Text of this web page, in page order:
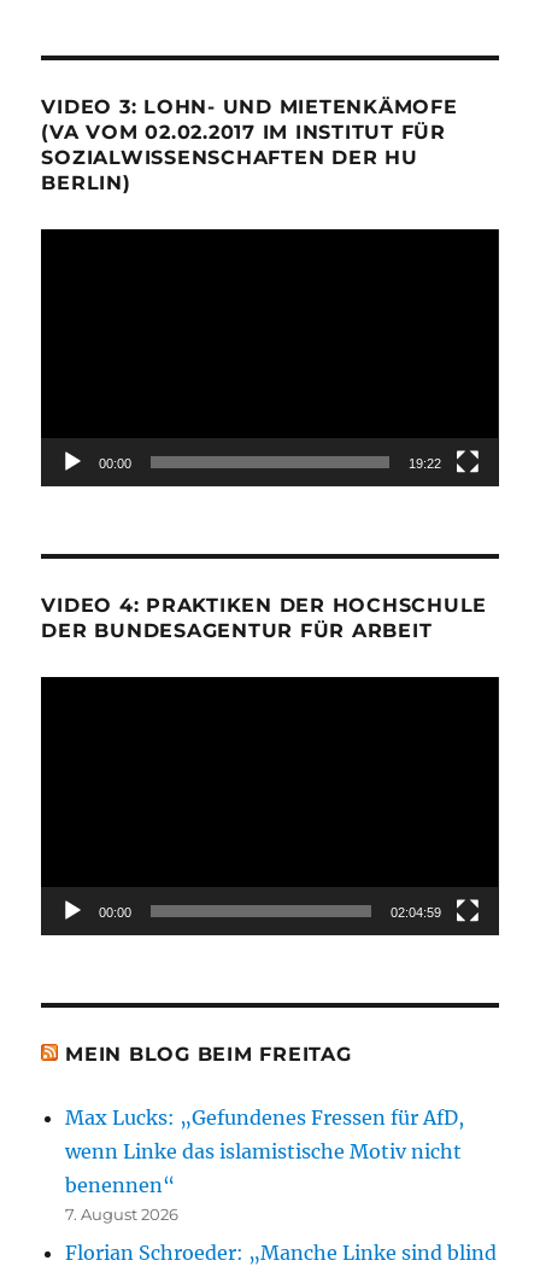
VIDEO 3: LOHN- UND MIETENKÄMOFE
(VA VOM 02.02.2017 IM INSTITUT FÜR
SOZIALWISSENSCHAFTEN DER HU
BERLIN)
00:00 19:22
VIDEO 4: PRAKTIKEN DER HOCHSCHULE
DER BUNDESAGENTUR FÜR ARBEIT
00:00 02:04:59
MEIN BLOG BEIM FREITAG
Max Lucks: „Gefundenes Fressen für AfD,
wenn Linke das islamistische Motiv nicht
benennen“
7. August 2026
Florian Schroeder: „Manche Linke sind blind